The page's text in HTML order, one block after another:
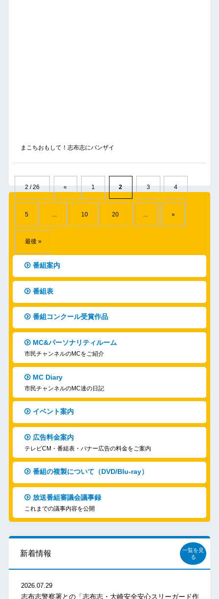
まこちおもして！志布志にバンザイ
2 / 26 « 1 2 3 4
5 ... 10 20 ... »
最後 »
番組案内
番組表
番組コンクール受賞作品
MC&パーソナリティルーム
市民チャンネルのMCをご紹介
MC Diary
市民チャンネルのMC達の日記
イベント案内
広告料金案内
テレビCM・番組表・バナー広告の料金をご案内
番組の複製について（DVD/Blu-ray）
放送番組審議会議事録
これまでの議事内容を公開
新着情報
一覧を見
る
2026.07.29
志布志警察署との「志布志・大崎安全安心スリーガード作